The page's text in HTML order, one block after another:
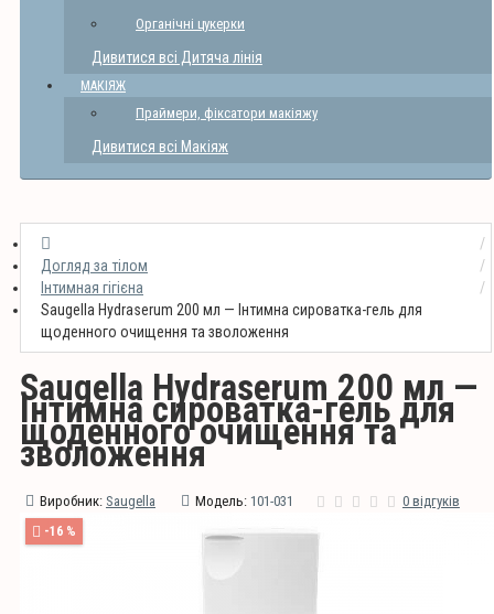
Органічні цукерки
Дивитися всі Дитяча лінія
МАКІЯЖ
Праймери, фіксатори макіяжу
Дивитися всі Макіяж
Догляд за тілом
Інтимная гігієна
Saugella Hydraserum 200 мл — Інтимна сироватка-гель для
щоденного очищення та зволоження
Saugella Hydraserum 200 мл —
Інтимна сироватка-гель для
щоденного очищення та
зволоження
Виробник: Saugella Модель: 101-031 0 відгуків
-16 %